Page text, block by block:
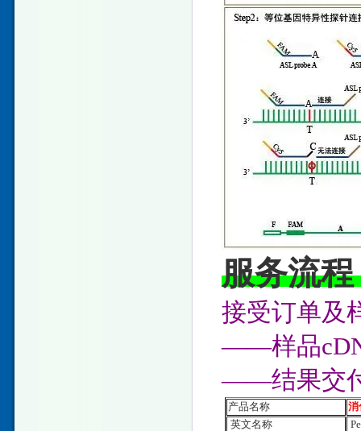
服务流程
接受订单
——样品
——结果交
产品名称
消
英文名称